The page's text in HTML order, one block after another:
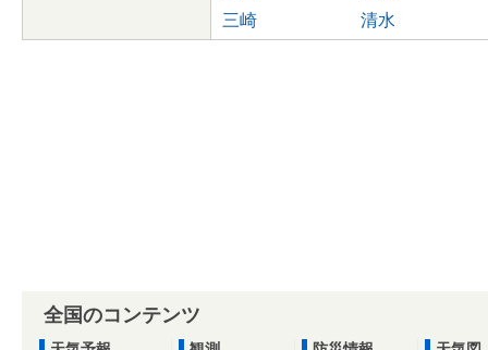
三崎
清水
全国のコンテンツ